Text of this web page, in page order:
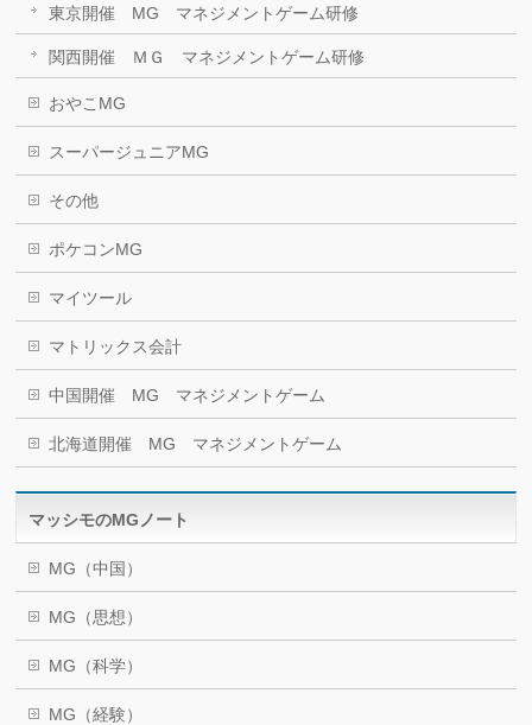
東京開催 MG マネジメントゲーム研修
関西開催 ＭＧ マネジメントゲーム研修
おやこMG
スーパージュニアMG
その他
ポケコンMG
マイツール
マトリックス会計
中国開催 MG マネジメントゲーム
北海道開催 MG マネジメントゲーム
マッシモのMGノート
MG（中国）
MG（思想）
MG（科学）
MG（経験）